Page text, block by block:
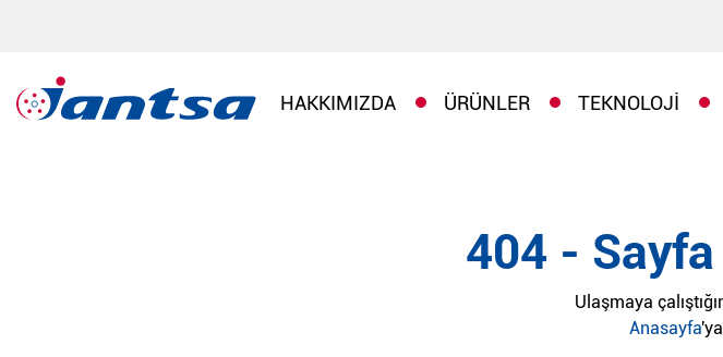
HAKKIMIZDA ÜRÜNLER TEKNOLOJI
404 -
Ulaşmaya
Anasayfa